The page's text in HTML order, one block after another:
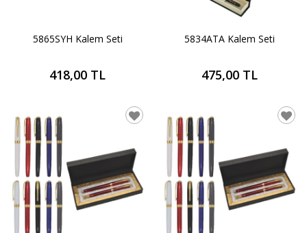
5865SYH Kalem Seti
418,00 TL
5834ATA Kalem Seti
475,00 TL